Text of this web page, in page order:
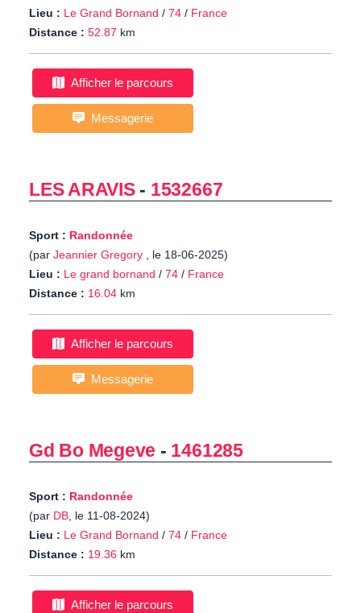
Lieu : Le Grand Bornand / 74 / France
Distance : 52.87 km
Afficher le parcours
Messagerie
LES ARAVIS - 1532667
Sport : Randonnée
(par Jeannier Gregory , le 18-06-2025)
Lieu : Le grand bornand / 74 / France
Distance : 16.04 km
Afficher le parcours
Messagerie
Gd Bo Megeve - 1461285
Sport : Randonnée
(par DB, le 11-08-2024)
Lieu : Le Grand Bornand / 74 / France
Distance : 19.36 km
Afficher le parcours